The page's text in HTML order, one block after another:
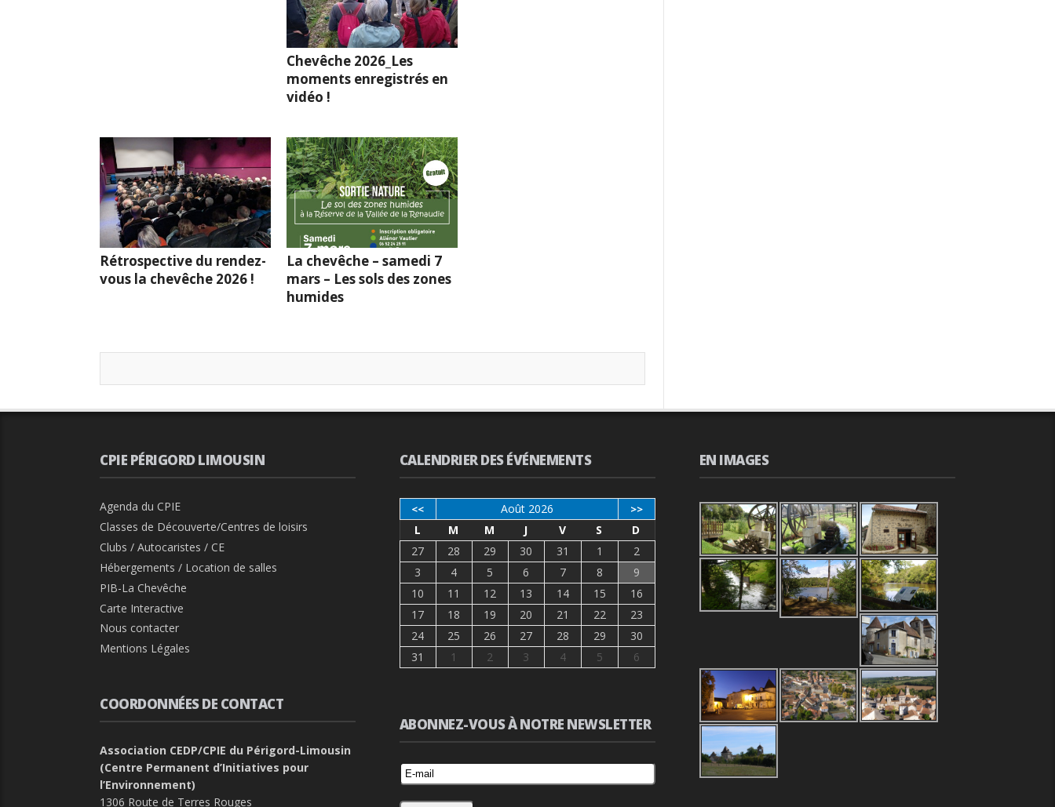
Chevêche 2026_Les
moments enregistrés en
vidéo !
Rétrospective du rendez-
vous la chevêche 2026 !
La chevêche – samedi 7
mars – Les sols des zones
humides
CPIE PÉRIGORD LIMOUSIN
Agenda du CPIE
Classes de Découverte/Centres de loisirs
Clubs / Autocaristes / CE
Hébergements / Location de salles
PIB-La Chevêche
Carte Interactive
Nous contacter
Mentions Légales
COORDONNÉES DE CONTACT
Association CEDP/CPIE du Périgord-Limousin
(Centre Permanent d’Initiatives pour
l’Environnement)
1306 Route de Terres Rouges
CALENDRIER DES ÉVÉNEMENTS
<< Août 2026 >>
L M M J V S
D
27
28 29 30 31 1
2
3
4 5 6 7 8
9
10
11 12 13 14 15
16
17
18 19 20 21 22
23
24
25 26 27 28 29
30
31
1 2 3 4 5 6
ABONNEZ-VOUS À NOTRE NEWSLETTER
EN IMAGES